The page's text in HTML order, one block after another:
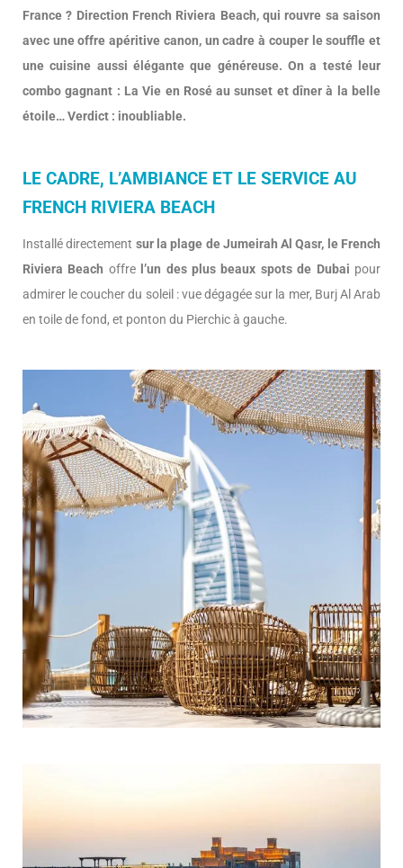
France ? Direction French Riviera Beach, qui rouvre sa saison
avec une offre apéritive canon, un cadre à couper le souffle et
une cuisine aussi élégante que généreuse. On a testé leur
combo gagnant : La Vie en Rosé au sunset et dîner à la belle
étoile… Verdict : inoubliable.
LE CADRE, L’AMBIANCE ET LE SERVICE AU
FRENCH RIVIERA BEACH
Installé directement sur la plage de Jumeirah Al Qasr, le French
Riviera Beach offre l’un des plus beaux spots de Dubai pour
admirer le coucher du soleil : vue dégagée sur la mer, Burj Al Arab
en toile de fond, et ponton du Pierchic à gauche.